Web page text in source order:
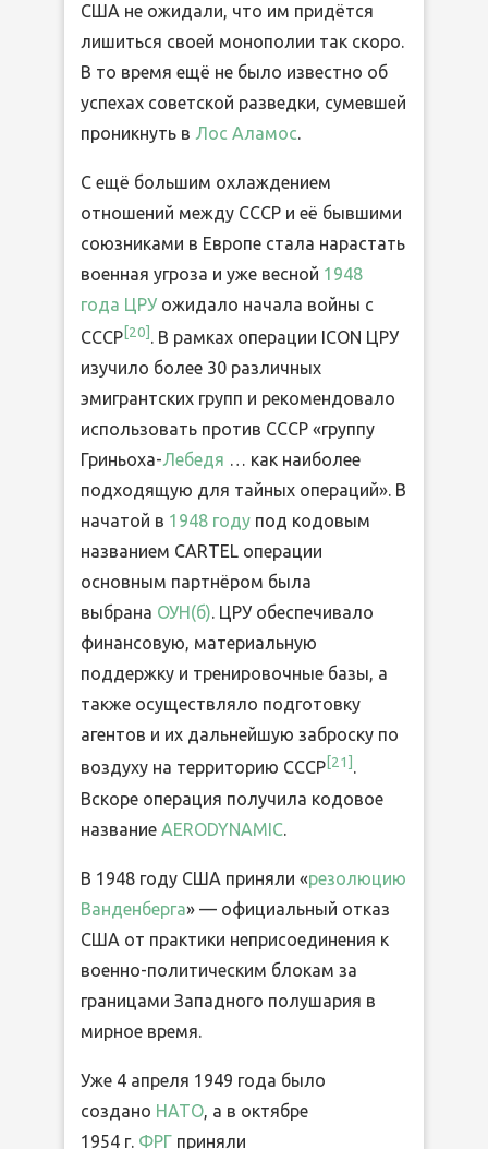
США не ожидали, что им придётся
лишиться своей монополии так скоро.
В то время ещё не было известно об
успехах советской разведки, сумевшей
проникнуть в Лос Аламос.
С ещё большим охлаждением
отношений между СССР и её бывшими
союзниками в Европе стала нарастать
военная угроза и уже весной 1948
года ЦРУ ожидало начала войны с
СССР [20] . В рамках операции ICON ЦРУ
изучило более 30 различных
эмигрантских групп и рекомендовало
использовать против СССР «группу
Гриньоха-Лебедя … как наиболее
подходящую для тайных операций». В
начатой в 1948 году под кодовым
названием CARTEL операции
основным партнёром была
выбрана ОУН(б). ЦРУ обеспечивало
финансовую, материальную
поддержку и тренировочные базы, а
также осуществляло подготовку
агентов и их дальнейшую заброску по
воздуху на территорию СССР [21] .
Вскоре операция получила кодовое
название AERODYNAMIC.
В 1948 году США приняли «резолюцию
Ванденберга» — официальный отказ
США от практики неприсоединения к
военно-политическим блокам за
границами Западного полушария в
мирное время.
Уже 4 апреля 1949 года было
создано НАТО, а в октябре
1954 г. ФРГ приняли